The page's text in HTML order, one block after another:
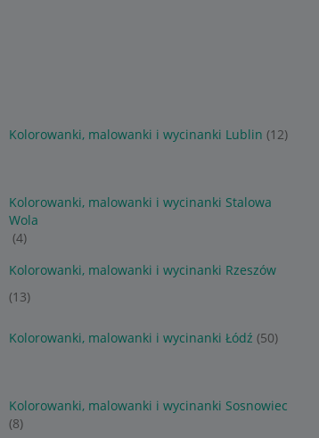
Kolorowanki, malowanki i wycinanki Lublin (12)
Kolorowanki, malowanki i wycinanki Stalowa
Wola
(4)
Kolorowanki, malowanki i wycinanki Rzeszów
(13)
Kolorowanki, malowanki i wycinanki Łódź (50)
Kolorowanki, malowanki i wycinanki Sosnowiec
(8)